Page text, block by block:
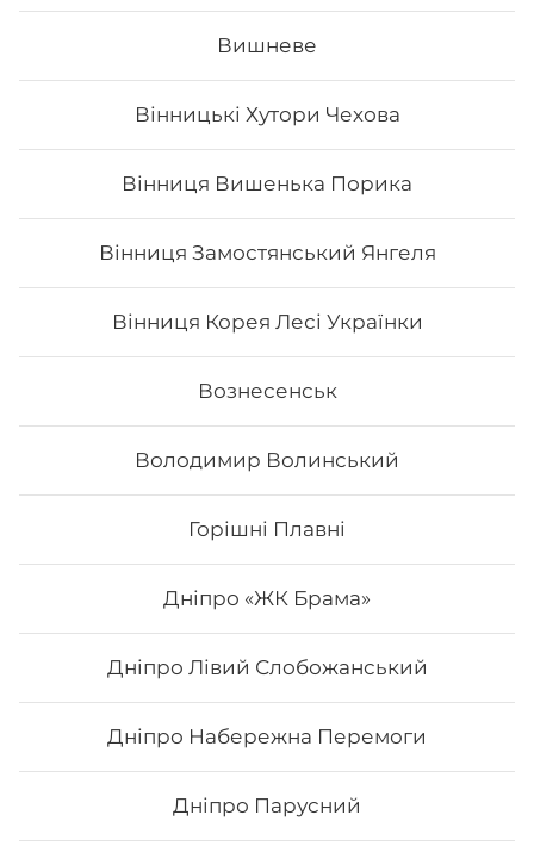
Вишневе
Вінницькі Хутори Чехова
Вінниця Вишенька Порика
Вінниця Замостянський Янгеля
Вінниця Корея Лесі Українки
Вознесенськ
Володимир Волинський
Горішні Плавні
Дніпро «ЖК Брама»
Дніпро Лівий Слобожанський
Дніпро Набережна Перемоги
Дніпро Парусний
Каліфорнія з лососем в ікрі
Вага: 255 г Склад: норі, рис, огірок, авокадо, тобіко
₴
Каліфорнія з копченим лососем
Вага: 265 г. Склад: норі, рис, копчений лосось,